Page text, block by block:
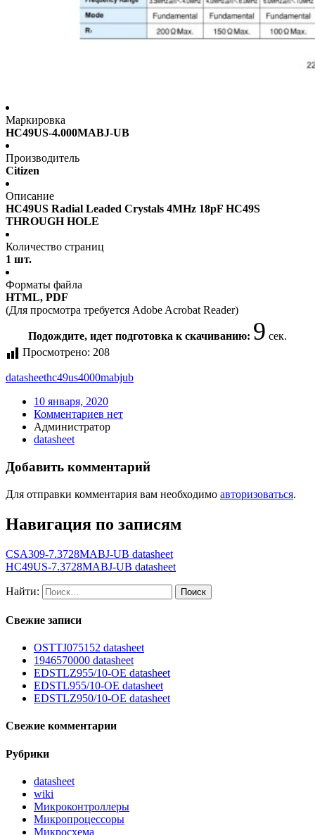
Маркировка
HC49US-4.000MABJ-UB
Производитель
Citizen
Описание
HC49US Radial Leaded Crystals 4MHz 18pF HC49S
THROUGH HOLE
Количество страниц
1 шт.
Форматы файла
HTML, PDF
(Для просмотра требуется Adobe Acrobat Reader)
Подождите, идет подготовка к скачиванию: 9 сек.
Просмотрено: 208
datasheethc49us4000mabjub
10 января, 2020
Комментариев нет
Администратор
datasheet
Добавить комментарий
Для отправки комментария вам необходимо авторизоваться.
Навигация по записям
CSA309-7.3728MABJ-UB datasheet
HC49US-7.3728MABJ-UB datasheet
Найти:
Свежие записи
OSTTJ075152 datasheet
1946570000 datasheet
EDSTLZ955/10-OE datasheet
EDSTL955/10-OE datasheet
EDSTLZ950/10-OE datasheet
Свежие комментарии
Рубрики
datasheet
wiki
Микроконтроллеры
Микропроцессоры
Микросхема